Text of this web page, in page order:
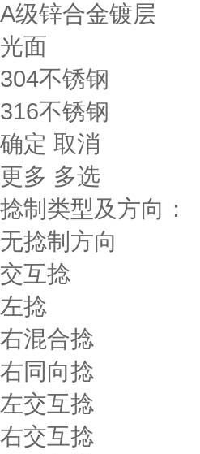
A级锌合金镀层
光面
304不锈钢
316不锈钢
确定 取消
更多 多选
捻制类型及方向：
无捻制方向
交互捻
左捻
右混合捻
右同向捻
左交互捻
右交互捻